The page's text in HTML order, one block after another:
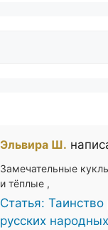
Эльвира Ш.
Замечательные
и тёплые ,
Статья:
русских